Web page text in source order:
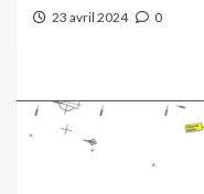
23 avril 2024 0